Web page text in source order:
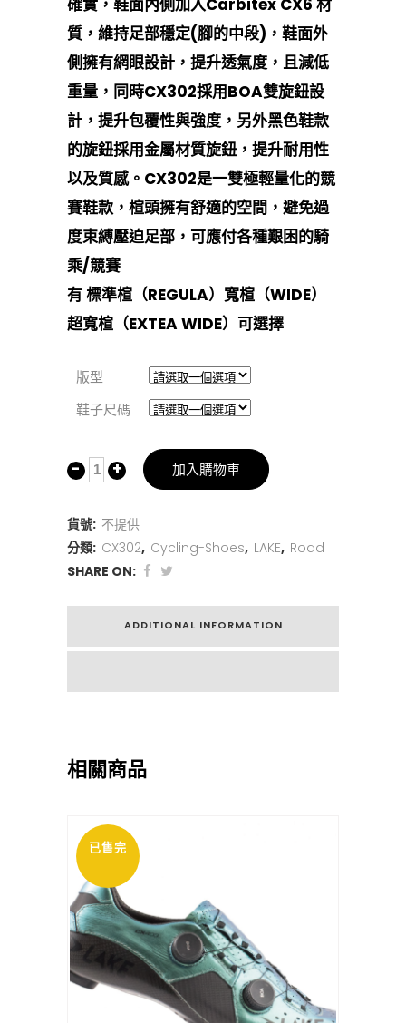
確實，鞋面內側加入Carbitex CX6 材
質，維持足部穩定(腳的中段)，鞋面外
側擁有網眼設計，提升透氣度，且減低
重量，同時CX302採用BOA雙旋鈕設
計，提升包覆性與強度，另外黑色鞋款
的旋鈕採用金屬材質旋鈕，提升耐用性
以及質感。CX302是一雙極輕量化的競
賽鞋款，楦頭擁有舒適的空間，避免過
度束縛壓迫足部，可應付各種艱困的騎
乘/競賽
有 標準楦（REGULA）寬楦（WIDE）
超寬楦（EXTEA WIDE）可選擇
版型
鞋子尺碼
加入購物車
貨號: 不提供
分類: CX302, Cycling-Shoes, LAKE, Road
SHARE ON:
ADDITIONAL INFORMATION
相關商品
已售完